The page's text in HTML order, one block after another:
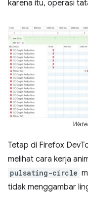
karena itu, operasi
Tetap di Firefox
melihat cara kerja
pulsating-circle
tidak menggambar